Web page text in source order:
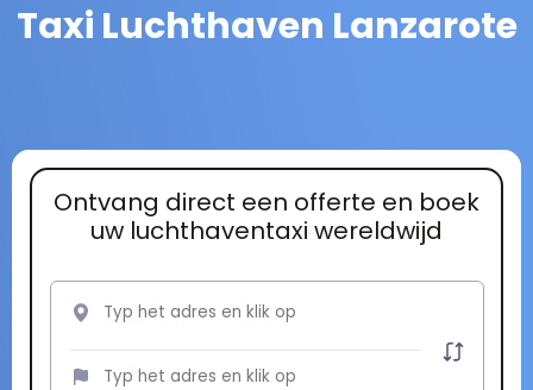
Taxi Luchthaven Lanzarote
Ontvang direct een offerte en boek
uw luchthaventaxi wereldwijd